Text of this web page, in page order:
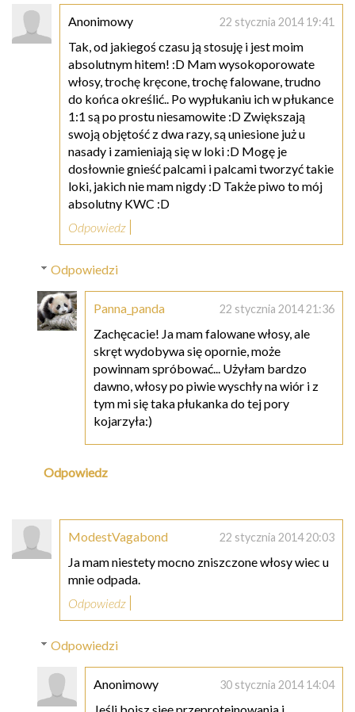
Anonimowy 22 stycznia 2014 19:41
Tak, od jakiegoś czasu ją stosuję i jest moim
absolutnym hitem! :D Mam wysokoporowate
włosy, trochę kręcone, trochę falowane, trudno
do końca określić.. Po wypłukaniu ich w płukance
1:1 są po prostu niesamowite :D Zwiększają
swoją objętość z dwa razy, są uniesione już u
nasady i zamieniają się w loki :D Mogę je
dosłownie gnieść palcami i palcami tworzyć takie
loki, jakich nie mam nigdy :D Także piwo to mój
absolutny KWC :D
Odpowiedz
Odpowiedzi
Panna_panda 22 stycznia 2014 21:36
Zachęcacie! Ja mam falowane włosy, ale
skręt wydobywa się opornie, może
powinnam spróbować... Użyłam bardzo
dawno, włosy po piwie wyschły na wiór i z
tym mi się taka płukanka do tej pory
kojarzyła:)
Odpowiedz
ModestVagabond 22 stycznia 2014 20:03
Ja mam niestety mocno zniszczone włosy wiec u
mnie odpada.
Odpowiedz
Odpowiedzi
Anonimowy 30 stycznia 2014 14:04